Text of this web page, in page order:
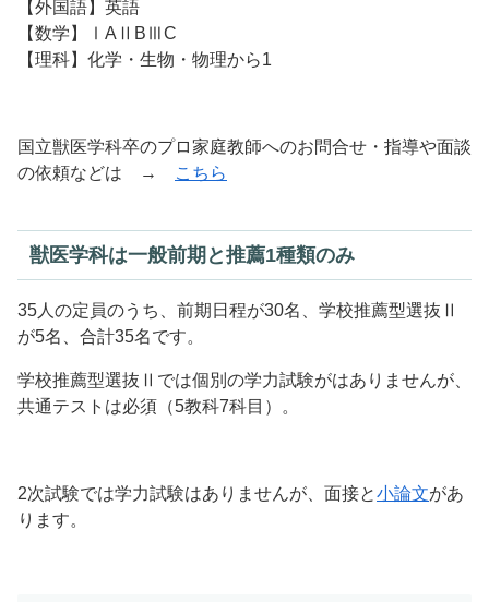
【外国語】英語
【数学】ⅠAⅡBⅢC
【理科】化学・生物・物理から1
国立獣医学科卒のプロ家庭教師へのお問合せ・指導や面談
の依頼などは →
こちら
獣医学科は一般前期と推薦1種類のみ
35人の定員のうち、前期日程が30名、学校推薦型選抜Ⅱ
が5名、合計35名です。
学校推薦型選抜Ⅱでは個別の学力試験がはありませんが、
共通テストは必須（5教科7科目）。
2次試験では学力試験はありませんが、面接と小論文があ
ります。